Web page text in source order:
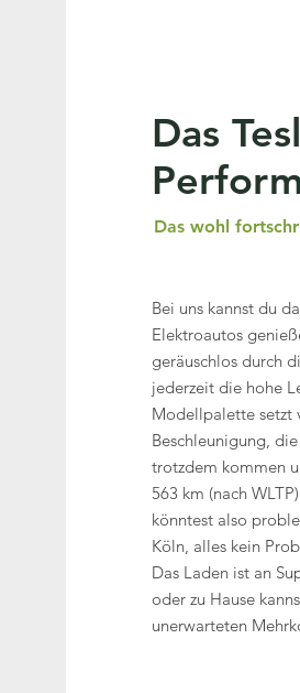
Das
Das wohl
Bei uns kannst du
Elektroautos
geräuschlos durch
jederzeit die hohe
Modellpalette setzt
Beschleunigung,
trotzdem kommen
563 km (nach
könntest also
Köln, alles kein
Das Laden ist an
oder zu Hause
unerwarteten